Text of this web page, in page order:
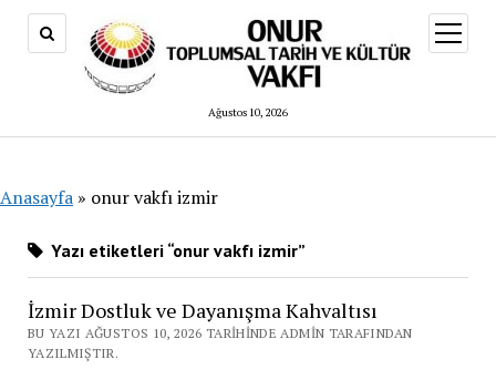
Ağustos 10, 2026
aç
Anasayfa » onur vakfı izmir
Yazı etiketleri “onur vakfı izmir”
İzmir Dostluk ve Dayanışma Kahvaltısı
BU YAZI AĞUSTOS 10, 2026 TARIHINDE ADMIN TARAFINDAN
YAZILMIŞTIR.